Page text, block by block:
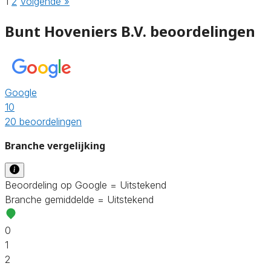
Bunt Hoveniers B.V. beoordelingen
Google
10
20 beoordelingen
Branche vergelijking
Beoordeling op Google = Uitstekend
Branche gemiddelde = Uitstekend
0
1
2